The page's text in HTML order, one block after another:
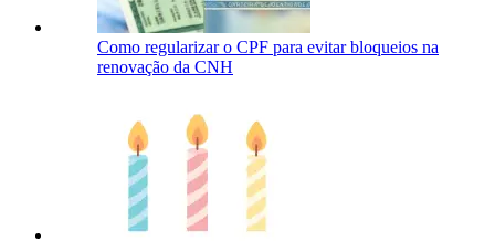
Como regularizar o CPF para evitar bloqueios na
renovação da CNH